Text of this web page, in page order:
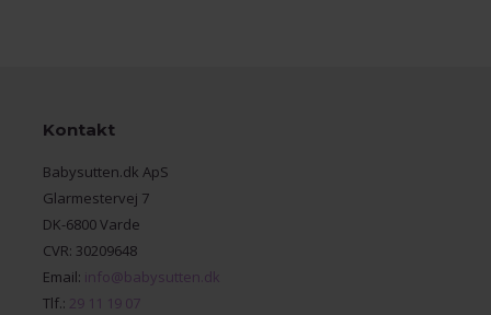
Kontakt
Babysutten.dk ApS
Glarmestervej 7
DK-6800 Varde
CVR: 30209648
Email: info@babysutten.dk
Tlf.: 29 11 19 07